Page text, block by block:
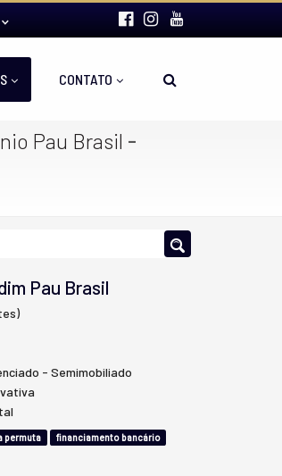
CONTATO
Pau Brasil -
Pau Brasil
- Semimobiliado
permuta financiamento bancário